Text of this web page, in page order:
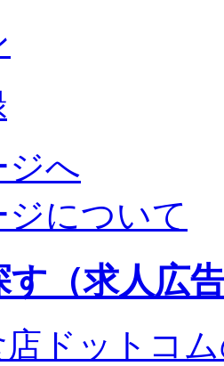
ジへ
について
す（求人広
ドットコ